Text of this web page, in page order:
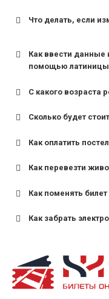
Что делать, если
Как ввести данные
помощью латиницы
С какого возраста
для поездов
для пригородных
Сколько будет
Как оплатить
Как перевезти
Как поменять
Как забрать
назвав кассиру
предъявив